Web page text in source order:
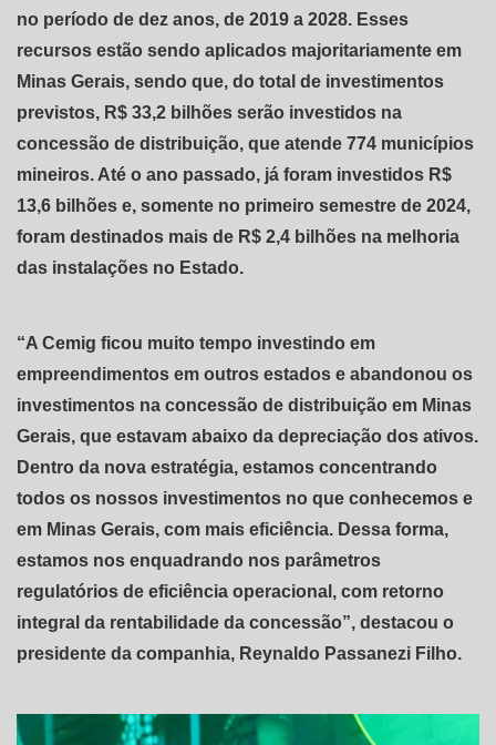
no período de dez anos, de 2019 a 2028. Esses
recursos estão sendo aplicados majoritariamente em
Minas Gerais, sendo que, do total de investimentos
previstos, R$ 33,2 bilhões serão investidos na
concessão de distribuição, que atende 774 municípios
mineiros. Até o ano passado, já foram investidos R$
13,6 bilhões e, somente no primeiro semestre de 2024,
foram destinados mais de R$ 2,4 bilhões na melhoria
das instalações no Estado.
“A Cemig ficou muito tempo investindo em
empreendimentos em outros estados e abandonou os
investimentos na concessão de distribuição em Minas
Gerais, que estavam abaixo da depreciação dos ativos.
Dentro da nova estratégia, estamos concentrando
todos os nossos investimentos no que conhecemos e
em Minas Gerais, com mais eficiência. Dessa forma,
estamos nos enquadrando nos parâmetros
regulatórios de eficiência operacional, com retorno
integral da rentabilidade da concessão”, destacou o
presidente da companhia, Reynaldo Passanezi Filho.